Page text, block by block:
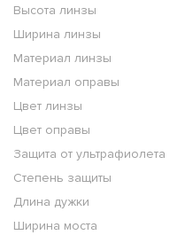
Высота линзы
Ширина линзы
Материал линзы
Материал оправы
Цвет линзы
Цвет оправы
Защита от ультрафиолета
Степень защиты
Длина дужки
Ширина моста